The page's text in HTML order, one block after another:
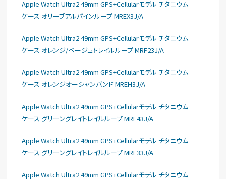
Apple Watch Ultra2 49mm GPS+Cellularモデル チタニウム
ケース オリーブアルパインループ MREX3J/A
Apple Watch Ultra2 49mm GPS+Cellularモデル チタニウム
ケース オレンジ/ベージュトレイルループ MRF23J/A
Apple Watch Ultra2 49mm GPS+Cellularモデル チタニウム
ケース オレンジオーシャンバンド MREH3J/A
Apple Watch Ultra2 49mm GPS+Cellularモデル チタニウム
ケース グリーングレイトレイルループ MRF43J/A
Apple Watch Ultra2 49mm GPS+Cellularモデル チタニウム
ケース グリーングレイトレイルループ MRF33J/A
Apple Watch Ultra2 49mm GPS+Cellularモデル チタニウム